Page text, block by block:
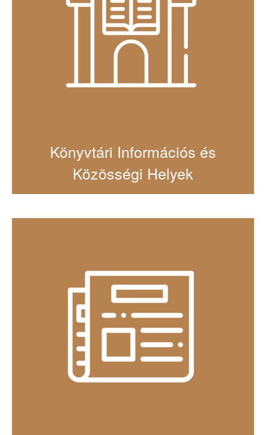
Könyvtári Információs és
Közösségi Helyek